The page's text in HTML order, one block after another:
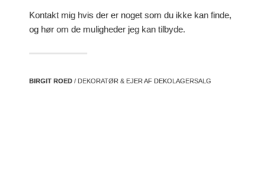
Kontakt mig hvis der er noget som du ikke kan finde,
og hør om de muligheder jeg kan tilbyde.
BIRGIT ROED/ DEKORATØR & EJER AF DEKOLAGERSALG